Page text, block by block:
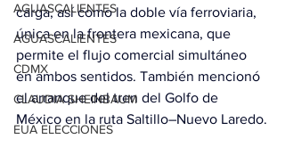
AGUASCALIENTES
AGUASCALIENTES
CDMX
CLAUDIA SHEINBAUM
EUA ELECCIONES
carga, así como la doble vía ferroviaria,
única en la frontera mexicana, que
permite el flujo comercial simultáneo
en ambos sentidos. También mencionó
el arranque del tren del Golfo de
México en la ruta Saltillo–Nuevo Laredo.